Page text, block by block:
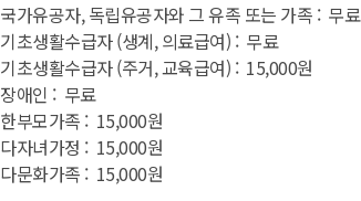
국가유공자, 독립유공자와 그 유족 또는 가족 : 무료
기초생활수급자 (생계, 의료급여) : 무료
기초생활수급자 (주거, 교육급여) : 15,000원
장애인 : 무료
한부모가족 : 15,000원
다자녀가정 : 15,000원
다문화가족 : 15,000원